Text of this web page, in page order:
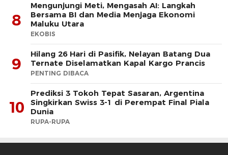
8
Mengunjungi Meti, Mengasah AI: Langkah
Bersama BI dan Media Menjaga Ekonomi
Maluku Utara
EKOBIS
9
Hilang 26 Hari di Pasifik, Nelayan Batang Dua
Ternate Diselamatkan Kapal Kargo Prancis
PENTING DIBACA
10
Prediksi 3 Tokoh Tepat Sasaran, Argentina
Singkirkan Swiss 3-1 di Perempat Final Piala
Dunia
RUPA-RUPA